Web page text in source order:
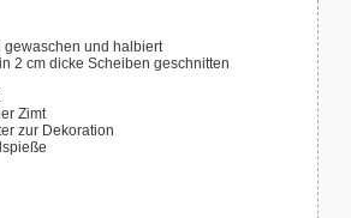
gewaschen und halbiert
in 2 cm dicke Scheiben geschnitten
Zimt
zur Dekoration